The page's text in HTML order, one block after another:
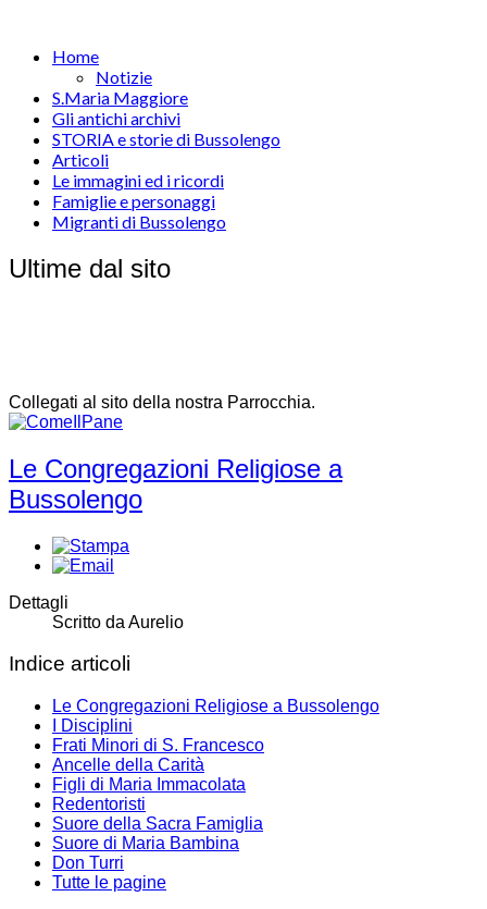
Home
Notizie
S.Maria Maggiore
Gli antichi archivi
STORIA e storie di Bussolengo
Articoli
Le immagini ed i ricordi
Famiglie e personaggi
Migranti di Bussolengo
Ultime dal sito
Collegati al sito della nostra Parrocchia.
Le Congregazioni Religiose a
Bussolengo
Dettagli
Scritto da Aurelio
Indice articoli
Le Congregazioni Religiose a Bussolengo
I Disciplini
Frati Minori di S. Francesco
Ancelle della Carità
Figli di Maria Immacolata
Redentoristi
Suore della Sacra Famiglia
Suore di Maria Bambina
Don Turri
Tutte le pagine